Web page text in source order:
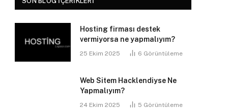
Hosting firması destek
vermiyorsa ne yapmalıyım?
25 Ekim 2025 6 Görüntüleme
Web Sitem Hacklendiyse Ne
Yapmalıyım?
24 Ekim 2025 5 Görüntüleme